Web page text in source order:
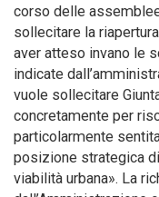
corso delle
sollecitare la
aver atteso invano le
indicate
vuole sollecitare
concretamente per
particolarmente
posizione strategica
viabilità urbana». La